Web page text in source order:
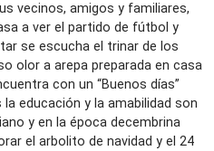
vecinos, amigos y familiares,
a ver el partido de fútbol y
se escucha el trinar de los
olor a arepa preparada en casa
con un “Buenos días”
educación y la amabilidad son
y en la época decembrina
el arbolito de navidad y el 24